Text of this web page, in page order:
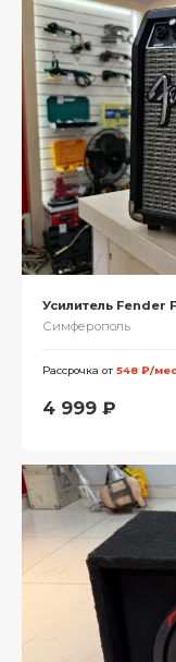
Усилитель Fender
Симферополь
Рассрочка от 548 ₽/мес.
4 999 ₽